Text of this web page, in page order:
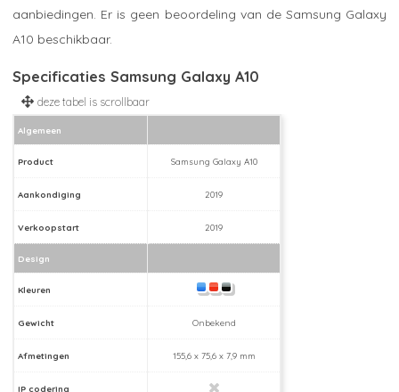
aanbiedingen. Er is geen beoordeling van de Samsung Galaxy
A10 beschikbaar.
Specificaties Samsung Galaxy A10
Algemeen
Product Samsung Galaxy A10
Aankondiging 2019
Verkoopstart 2019
Design
Kleuren
Gewicht Onbekend
Afmetingen 155,6 x 75,6 x 7,9 mm
IP codering